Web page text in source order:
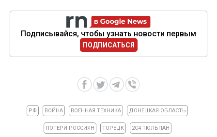
Подписывайся, чтобы узнать новости первым
ПОДПИСАТЬСЯ
РФ ВОЙНА ВОЕННАЯ ТЕХНИКА ДОНЕЦКАЯ ОБЛАСТЬ
ПОТЕРИ РОССИЯН ТОРЕЦК 2С4 ТЮЛЬПАН